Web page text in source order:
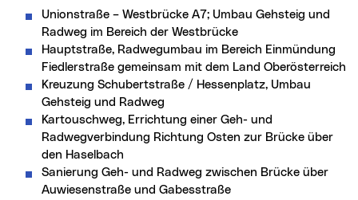
Unionstraße – Westbrücke A7; Umbau Gehsteig und
Radweg im Bereich der Westbrücke
Hauptstraße, Radwegumbau im Bereich Einmündung
Fiedlerstraße gemeinsam mit dem Land Oberösterreich
Kreuzung Schubertstraße / Hessenplatz, Umbau
Gehsteig und Radweg
Kartouschweg, Errichtung einer Geh- und
Radwegverbindung Richtung Osten zur Brücke über
den Haselbach
Sanierung Geh- und Radweg zwischen Brücke über
Auwiesenstraße und Gabesstraße